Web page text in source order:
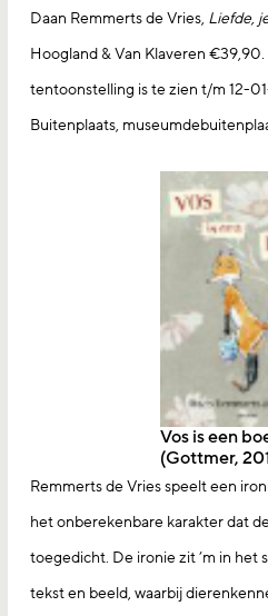
Daan Remmerts de Vries, Liefde,
Hoogland & Van Klaveren
tentoonstelling is te zien t/m 12-
Buitenplaats,
Vos is een
(Gottmer,
Remmerts de Vries speelt een
het onberekenbare karakter dat
toegedicht. De ironie zit ’m in het
tekst en beeld, waarbij